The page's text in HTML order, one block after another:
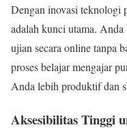
Dengan inovasi teknologi
adalah kunci utama. Anda
ujian secara online tanpa
proses belajar mengajar
Anda lebih produktif dan
Aksesibilitas Tinggi